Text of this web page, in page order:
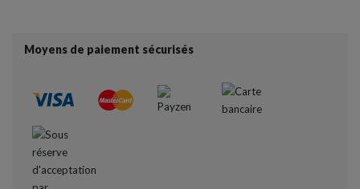
Moyens de paiement sécurisés